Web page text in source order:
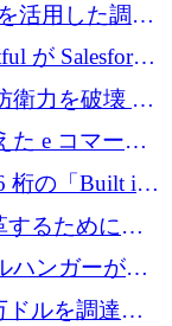
活用した調達
ームを構築
が Salesforce
衛力を破壊 —
アップがそ
た e コマース
A で 400 万ド
桁の「Built in
るために
を完了
ンガーがVC
ドルを調達、